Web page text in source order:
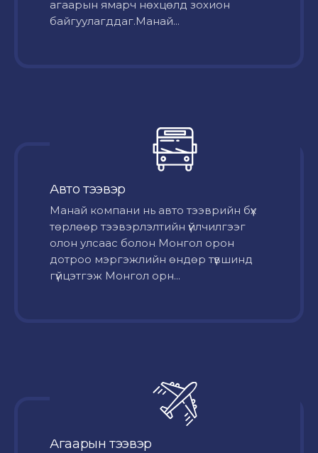
агаарын ямарч нөхцөлд зохион
байгуулагддаг.Манай...
Авто тээвэр
Mанай компани нь авто тээврийн бүх
төрлөөр тээвэрлэлтийн үйлчилгээг
олон улсаас болон Монгол орон
дотроо мэргэжлийн өндөр түвшинд
гүйцэтгэж Монгол орн...
Агаарын тээвэр